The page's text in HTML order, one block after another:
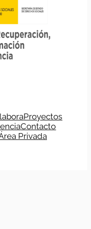
Proyectos
Contacto
Privada